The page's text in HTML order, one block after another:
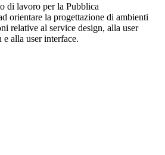
di lavoro per la Pubblica
orientare la progettazione di ambienti
relative al service design, alla user
e alla user interface.